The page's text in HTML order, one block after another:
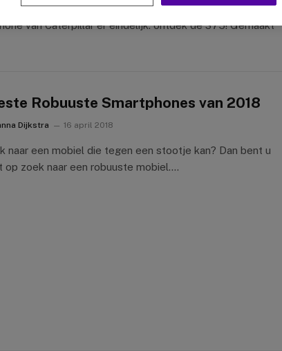
Na maanden wachten is de nieuwe robuuste
van Caterpillar er eindelijk: ontdek de S75! Gemaakt
Robuuste Smartphones van 2018
Dijkstra 16 april 2018
naar een mobiel die tegen een stootje kan? Dan bent u
op zoek naar een robuuste mobiel.…